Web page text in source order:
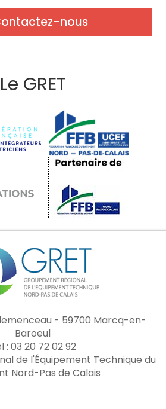
nous
Le GRET
- 59700 Marcq-en-
Baroeul
: 03 20 72 02 92
de l'Équipement Technique du
Nord-Pas de Calais